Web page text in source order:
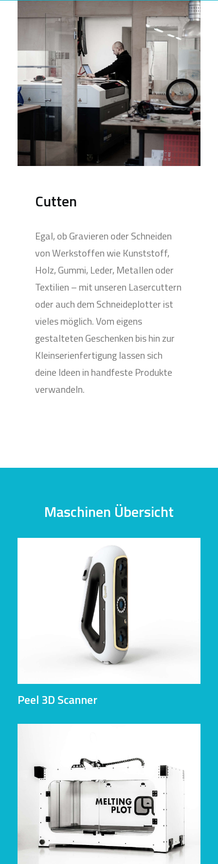
Cutten
Egal, ob Gravieren oder Schneiden
von Werkstoffen wie Kunststoff,
Holz, Gummi, Leder, Metallen oder
Textilien – mit unseren Lasercuttern
oder auch dem Schneideplotter ist
vieles möglich. Vom eigens
gestalteten Geschenken bis hin zur
Kleinserienfertigung lassen sich
deine Ideen in handfeste Produkte
verwandeln.
Maschinen Übersicht
Peel 3D Scanner